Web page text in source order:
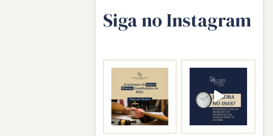
Siga no Instagram